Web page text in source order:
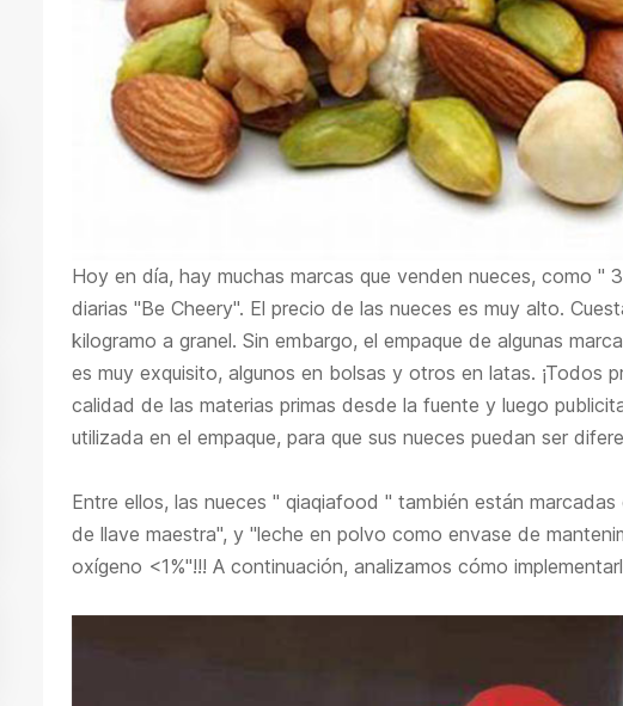
Hoy en día, hay muchas marcas que venden nueces, como "
diarias "Be Cheery". El precio de las nueces es muy alto.
kilogramo a granel. Sin embargo, el empaque de algunas
es muy exquisito, algunos en bolsas y otros en latas. ¡Todos
calidad de las materias primas desde la fuente y luego
utilizada en el empaque, para que sus nueces puedan ser
Entre ellos, las nueces " qiaqiafood " también están
de llave maestra", y "leche en polvo como envase de
oxígeno <1%"!!! A continuación, analizamos cómo